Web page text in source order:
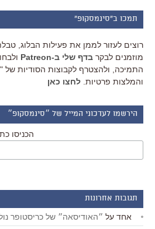
תמכו ב"סינמסקופ"
רוצים לעזור לממן את פעילות הבלוג,
מוזמנים לבקר בדף שלי ב-Patreon
התמיכה, ולהצטרף לקבוצות הסודיות של
והמלצות פרטיות. לחצו כאן
הירשמו לעדכוני המייל של ״סינמסקופ״
הכניסו
תגובות אחרונות
אחד על ״האודיסאה״ של כריסטופר